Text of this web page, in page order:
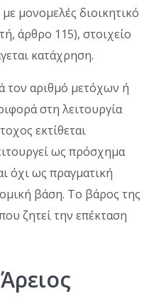
μονομελές διοικητικό
άρθρο 115), στοιχείο
κατάχρηση.
τον αριθμό μετόχων ή
στη λειτουργία
εκτίθεται
ως πρόσχημα
όχι ως πραγματική
βάση. Το βάρος της
ζητεί την επέκταση